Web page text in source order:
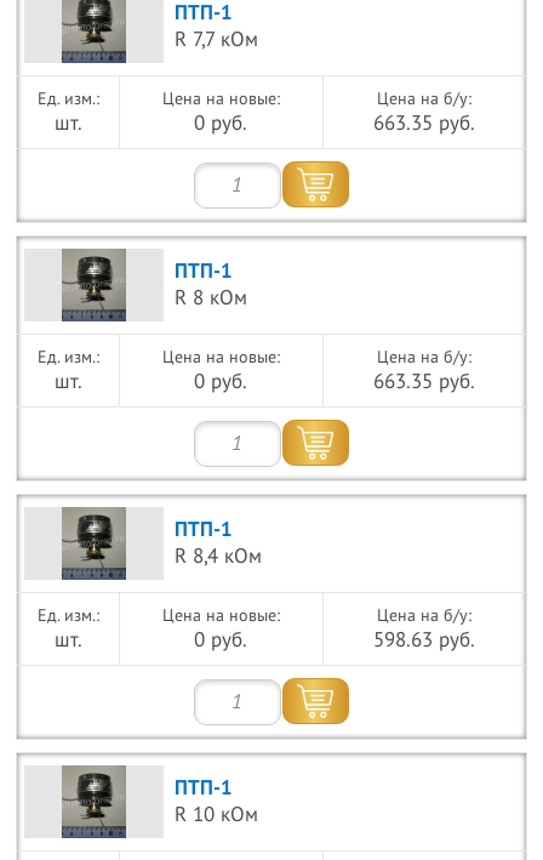
ПТП-1
R 7,7 кОм
шт.
Цена на новые:
0 руб.
Цена на б/у:
663.35 руб.
ПТП-1
R 8 кОм
шт.
Цена на новые:
0 руб.
Цена на б/у:
663.35 руб.
ПТП-1
R 8,4 кОм
шт.
Цена на новые:
0 руб.
Цена на б/у:
598.63 руб.
ПТП-1
R 10 кОм